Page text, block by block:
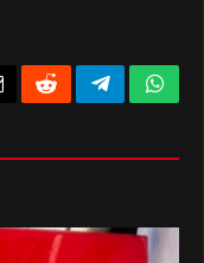
EmailRedditTelegram